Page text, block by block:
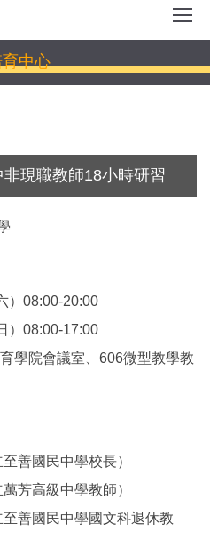
中心
現職教師18小時研習
）08:00-20:00
）08:00-17:00
院會議室、606微型教學教
善國民中學校長）
芳高級中學教師）
善國民中學國文科退休教